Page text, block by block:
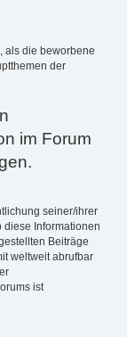
als die beworbene
der
im Forum
seiner/ihrer
diese Informationen
Beiträge
weltweit abrufbar
ist